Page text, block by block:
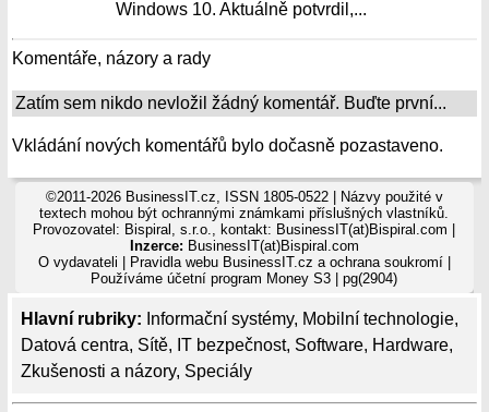
Hlavní rubriky: Informační systémy, Mobilní technologie,
Datová centra, Sítě, IT bezpečnost, Software, Hardware,
Zkušenosti a názory, Speciály
Windows 10. Aktuálně potvrdil,...
Komentáře, názory a rady
Zatím sem nikdo nevložil žádný komentář. Buďte první...
Vkládání nových komentářů bylo dočasně pozastaveno.
©2011-2026 BusinessIT.cz, ISSN 1805-0522 | Názvy použité v
textech mohou být ochrannými známkami příslušných vlastníků.
Provozovatel: Bispiral, s.r.o., kontakt: BusinessIT(at)Bispiral.com |
Inzerce: BusinessIT(at)Bispiral.com
O vydavateli
Pravidla webu BusinessIT.cz a ochrana soukromí|
Používámeúčetní program Money S3 | pg(2904)